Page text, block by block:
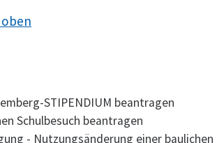
STIPENDIUM beantragen
Schulbesuch beantragen
- Nutzungsänderung einer baulichen